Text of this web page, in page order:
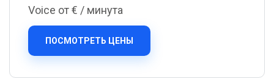
Voice от € / минута
ПОСМОТРЕТЬ ЦЕНЫ